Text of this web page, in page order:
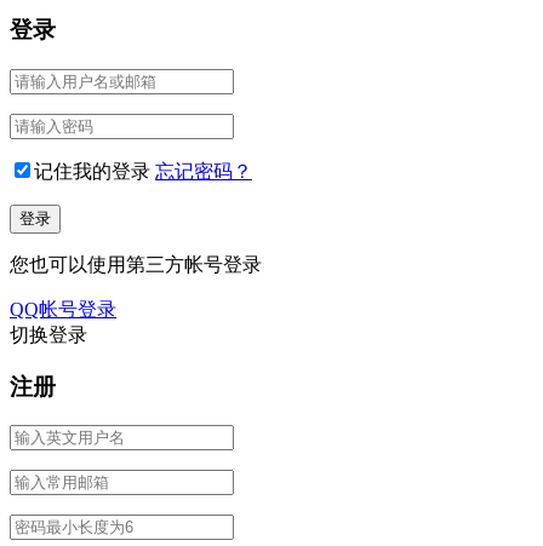
登录
记住我的登录 忘记密码？
您也可以使用第三方帐号登录
QQ帐号登录
切换登录
注册